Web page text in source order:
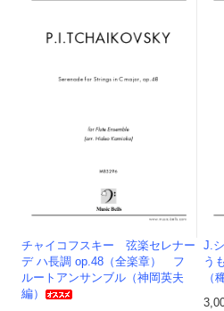
チャイコフスキー 弦楽セレナー
デ ハ長調 op.48（全楽章） フ
ルートアンサンブル（神岡英夫
編）
J.
う
（